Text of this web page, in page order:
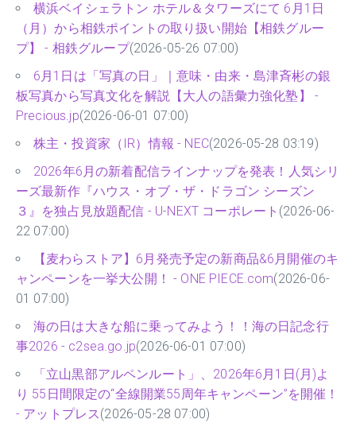
横浜ベイシェラトン ホテル＆タワーズにて 6月1日
（月）から相鉄ポイントの取り扱い開始【相鉄グルー
プ】 - 相鉄グループ(2026-05-26 07:00)
6月1日は「写真の日」｜意味・由来・島津斉彬の銀
板写真から写真文化を解説【大人の語彙力強化塾】 -
Precious.jp(2026-06-01 07:00)
株主・投資家（IR）情報 - NEC(2026-05-28 03:19)
2026年6月の新着配信ラインナップを発表！人気シリ
ーズ最新作『ハウス・オブ・ザ・ドラゴン シーズン
３』を独占見放題配信 - U-NEXT コーポレート (2026-06-
22 07:00)
【麦わらストア】6月発売予定の新商品&6月開催のキ
ャンペーンを一挙大公開！ - ONE PIECE.com(2026-06-
01 07:00)
海の日は大きな船に乗ってみよう！！海の日記念行
事2026 - c2sea.go.jp(2026-06-01 07:00)
「立山黒部アルペンルート」、2026年6月1日(月)よ
り 55日間限定の“全線開業55周年キャンペーン”を開催！
- アットプレス(2026-05-28 07:00)